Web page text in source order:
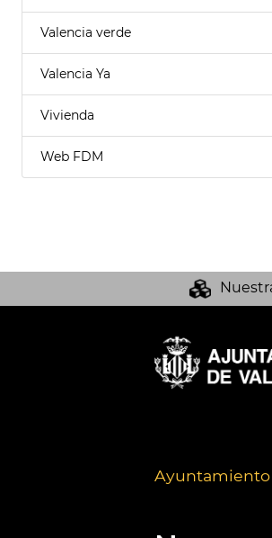
Valencia verde
Valencia Ya
Vivienda
Web FDM
Ayuntamiento